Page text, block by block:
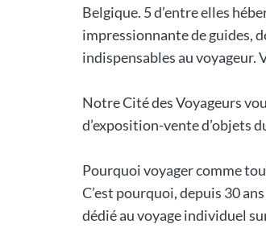
Belgique. 5 d’entre elles
impressionnante de guides,
indispensables au voyageur.
Notre Cité des Voyageurs
d’exposition-vente d’objets
Pourquoi voyager comme
C’est pourquoi, depuis 30
dédié au voyage individuel